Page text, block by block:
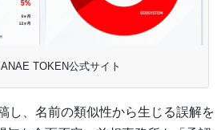
TOKEN公式サイト
し、名前の類似性から生じる誤解を